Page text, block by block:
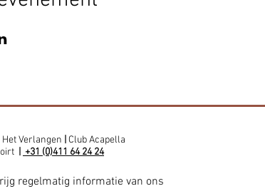
Verlangen
Club Acapella
+31 (0)411 64 24 24
regelmatig informatie van ons